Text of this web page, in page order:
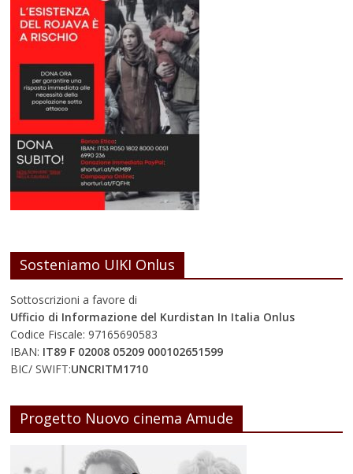
Sosteniamo UIKI Onlus
Sottoscrizioni a favore di
Ufficio di Informazione del Kurdistan In Italia Onlus
Codice Fiscale: 97165690583
IBAN: IT89 F 02008 05209 000102651599
BIC/ SWIFT:UNCRITM1710
Progetto Nuovo cinema Amude